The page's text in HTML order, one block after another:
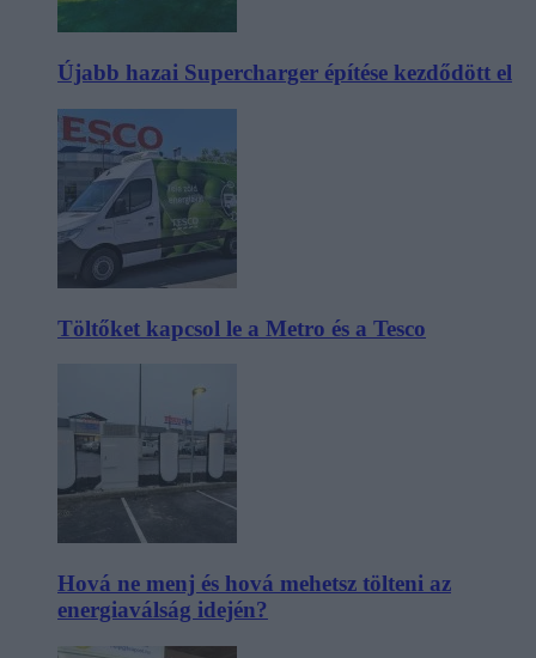
Újabb hazai Supercharger építése kezdődött el
Töltőket kapcsol le a Metro és a Tesco
Hová ne menj és hová mehetsz tölteni az
energiaválság idején?